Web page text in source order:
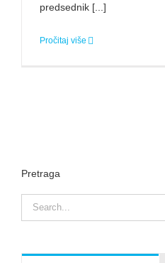
predsednik [...]
Pročitaj više
Pretraga
Search